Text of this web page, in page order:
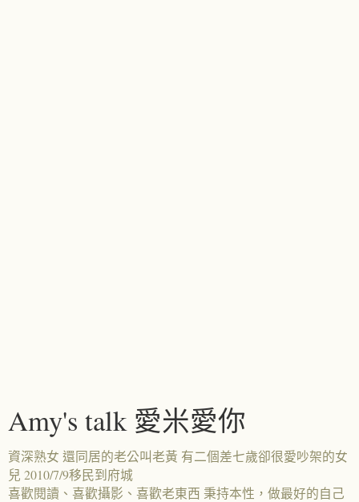
Amy's talk 愛米愛你
資深熟女 還同居的老公叫老黃 有二個差七歲卻很愛吵架的女
兒 2010/7/9移民到府城
喜歡閱讀、喜歡攝影、喜歡老東西 秉持本性，做最好的自己